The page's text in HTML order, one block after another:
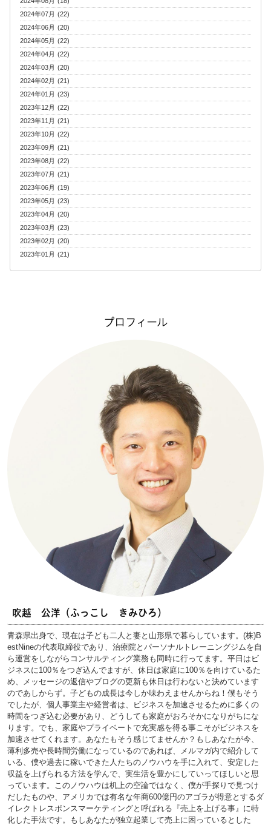
2024年07月 (22)
2024年06月 (20)
2024年05月 (22)
2024年04月 (22)
2024年03月 (20)
2024年02月 (21)
2024年01月 (23)
2023年12月 (22)
2023年11月 (21)
2023年10月 (22)
2023年09月 (21)
2023年08月 (22)
2023年07月 (21)
2023年06月 (19)
2023年05月 (23)
2023年04月 (20)
2023年03月 (23)
2023年02月 (20)
2023年01月 (21)
プロフィール
吹越 公洋（ふっこし きみひろ）
青森県出身で、現在は子ども二人と妻と山形県で暮らしています。(株)B
estNineの代表取締役であり、治療院とパーソナルトレーニングジムを自
ら運営をしながらコンサルティング業務も同時に行ってます。平日はビ
ジネスに100％をつぎ込んでますが、休日は家庭に100％を向けているた
め、メッセージの返信やブログの更新も休日は行わないと決めています
のであしからず。子どもの成長は今しか味わえませんからね！僕もそう
でしたが、個人事業主や経営者は、ビジネスを加速させるために多くの
時間をつぎ込む必要があり、どうしても家庭がおろそかになりがちにな
ります。でも、家庭やプライベートで充実感を得る事こそがビジネスを
加速させてくれます。あなたもそう感じてませんか？もしあなたが今、
薄利多売や長時間労働になっているのであれば、メルマガ内で紹介して
いる、僕や過去に稼いできた人たちのノウハウを手に入れて、安定した
収益を上げられる方法を学んで、実生活を豊かにしていってほしいと思
っています。このノウハウは机上の空論ではなく、僕が手探りで見つけ
だしたものや、アメリカでは有名な年商600億円のアゴラが得意とするダ
イレクトレスポンスマーケティングと呼ばれる『売上を上げる事』に特
化した手法です。もしあなたが独立起業して売上に困っているとした